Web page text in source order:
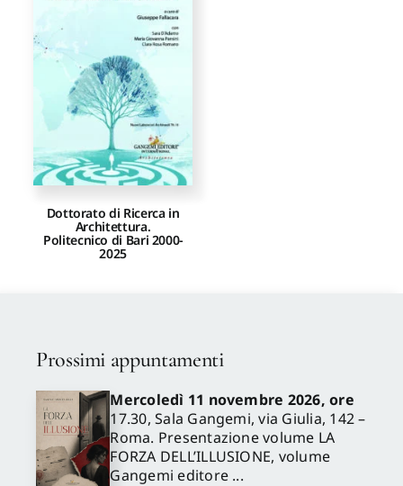
Proposte di pubblicazione
Gangemi Editore
Newsletter
Dottorato di Ricerca in
Architettura.
Politecnico di Bari 2000-
2025
Prossimi appuntamenti
Mercoledì 11 novembre 2026, ore
17.30, Sala Gangemi, via Giulia, 142 –
Roma. Presentazione volume LA
FORZA DELL’ILLUSIONE, volume
Gangemi editore ...